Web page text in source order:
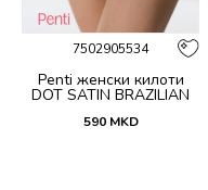
7502905534
Penti женски килоти
DOT SATIN BRAZILIAN
590 MKD